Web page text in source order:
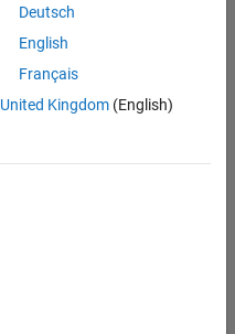
Deutsch
English
Français
United Kingdom(English)